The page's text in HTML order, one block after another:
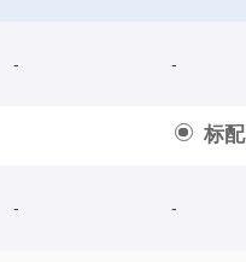
标配
- -
- -